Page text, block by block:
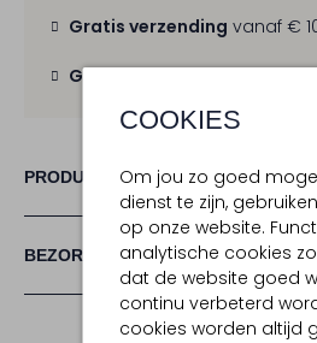
COOKIES
Om jou zo goed
dienst te zijn,
op onze website.
analytische cookies
dat de website goed
continu verbeterd
cookies worden altijd
Gratis verzending vanaf €
Gratis retour
PRODUCT INFORMATIE
BEZORGEN & RETOURNEREN